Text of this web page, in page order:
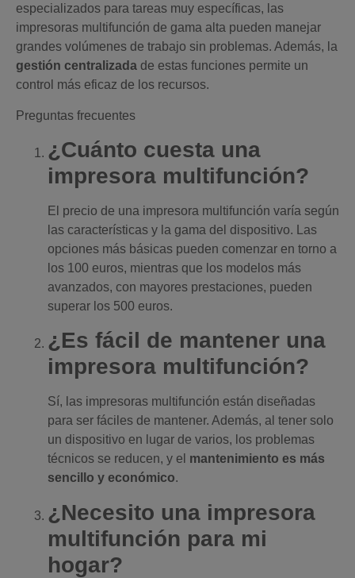
especializados para tareas muy específicas, las
impresoras multifunción de gama alta pueden manejar
grandes volúmenes de trabajo sin problemas. Además, la
gestión centralizada de estas funciones permite un
control más eficaz de los recursos.
Preguntas frecuentes
¿Cuánto cuesta una
impresora multifunción?
El precio de una impresora multifunción varía según
las características y la gama del dispositivo. Las
opciones más básicas pueden comenzar en torno a
los 100 euros, mientras que los modelos más
avanzados, con mayores prestaciones, pueden
superar los 500 euros.
¿Es fácil de mantener una
impresora multifunción?
Sí, las impresoras multifunción están diseñadas
para ser fáciles de mantener. Además, al tener solo
un dispositivo en lugar de varios, los problemas
técnicos se reducen, y el mantenimiento es más
sencillo y económico.
¿Necesito una impresora
multifunción para mi
hogar?